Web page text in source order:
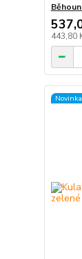
443,80
Novinka